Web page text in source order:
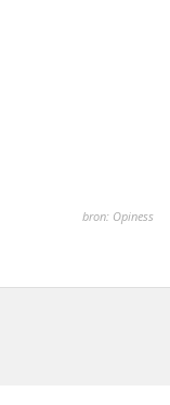
bron: Opiness